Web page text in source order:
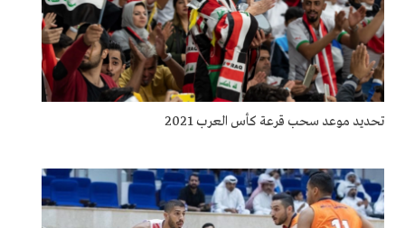
تحديد موعد سحب قرعة كأس العرب 2021